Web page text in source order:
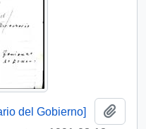
del Gobierno]